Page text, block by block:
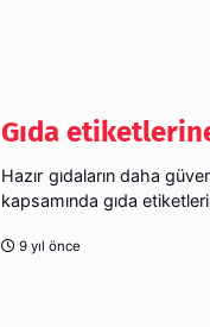
Gıda
Hazır gıdaların daha
kapsamında gıda
9 yıl önce